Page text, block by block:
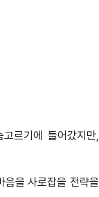
르기에 들어갔지만,
음을 사로잡을 전략을